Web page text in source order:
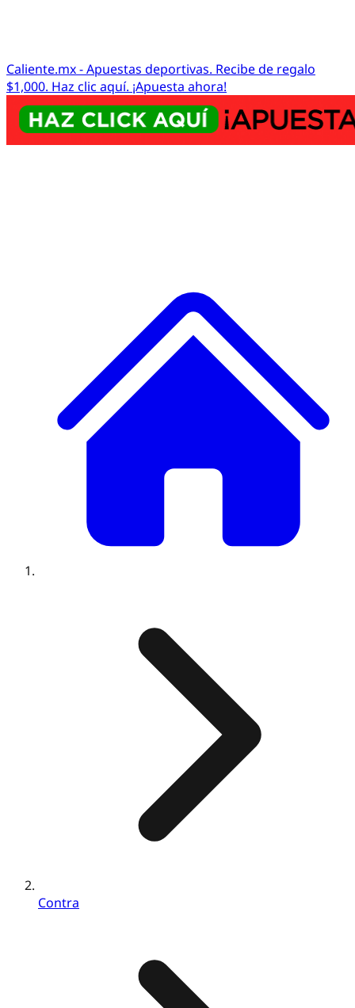
Caliente.mx - Apuestas deportivas. Recibe de regalo
$1,000. Haz clic aquí. ¡Apuesta ahora!
Contra